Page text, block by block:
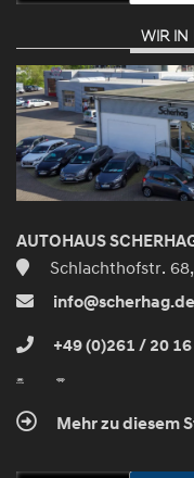
WIR IN
AUTOHAUS
Schlachthofstr.
info@scherhag.de
+49 (0)261 / 20
Mehr zu diesem